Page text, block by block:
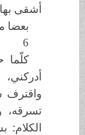
أشقى بها
بعضا
كلّما
واقترف
تسرقه،
الكلام: